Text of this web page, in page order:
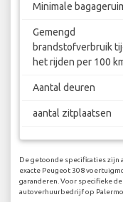
Minimale
Gemengd
brandstofverbruik
het rijden per 100
Aantal deuren
aantal zitplaatsen
De getoonde specificaties
exacte Peugeot 308
garanderen. Voor specifieke
autoverhuurbedrijf op